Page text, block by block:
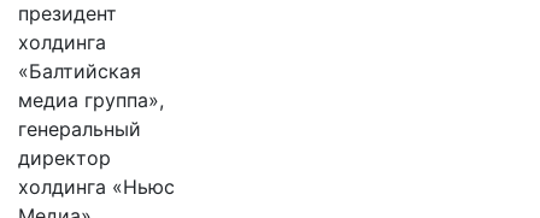
президент
холдинга
«Балтийская
медиа группа»,
генеральный
директор
холдинга «Ньюс